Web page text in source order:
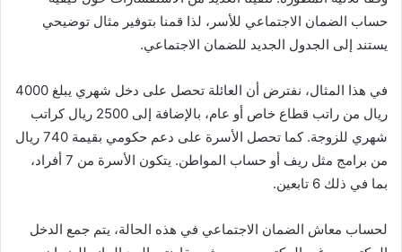
حساب الضمان الاجتماعي للأسر، لذا قمنا بتوفير مثال توضيحي
يستند إلى الجدول الجديد للضمان الاجتماعي.
في هذا المثال، نفترض أن العائلة تحصل على دخل شهري يبلغ 4000
ريال من راتب قطاع خاص أو عام، بالإضافة إلى 2500 ريال كراتب
شهري للزوجة. كما تحصل الأسرة على دعم حكومي بقيمة 740 ريال
من برامج مثل ريف أو حساب المواطن. يتكون الأسرة من 7 أفراد،
بما في ذلك 6 تابعين.
لحساب معاش الضمان الاجتماعي في هذه الحالة، يتم جمع الدخل